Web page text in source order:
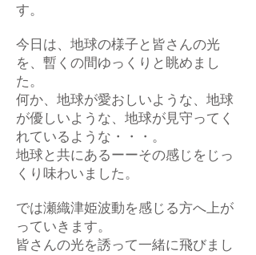
す。
今日は、地球の様子と皆さんの光
を、暫くの間ゆっくりと眺めまし
た。
何か、地球が愛おしいような、地球
が優しいような、地球が見守ってく
れているような・・・。
地球と共にあるーーその感じをじっ
くり味わいました。
では瀬織津姫波動を感じる方へ上が
っていきます。
皆さんの光を誘って一緒に飛びまし